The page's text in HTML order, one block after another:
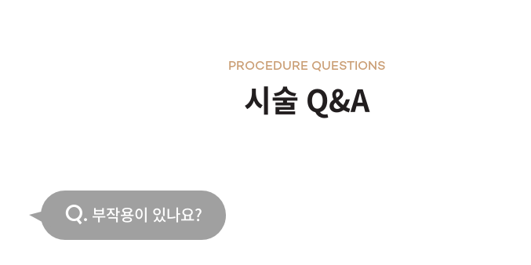
시술 Q&A
PROCEDURE QUESTIONS
Q. 부작용이 있나요?